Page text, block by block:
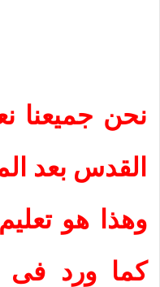
نحن جميعنا
القدس بعد
وهذا هو